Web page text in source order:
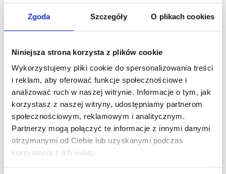
Zgoda Szczegóły O plikach cookies
Niniejsza strona korzysta z plików cookie
Wykorzystujemy pliki cookie do spersonalizowania treści
i reklam, aby oferować funkcje społecznościowe i
analizować ruch w naszej witrynie. Informacje o tym, jak
korzystasz z naszej witryny, udostępniamy partnerom
społecznościowym, reklamowym i analitycznym.
Partnerzy mogą połączyć te informacje z innymi danymi
otrzymanymi od Ciebie lub uzyskanymi podczas
korzystania z ich usług.
LINDEHOBBY BEADS
PEARL
8,40 zł
Promocja 39%
LINDEHOBBY BEADS
TRANSLUCENT
Okazja 31/08/2026